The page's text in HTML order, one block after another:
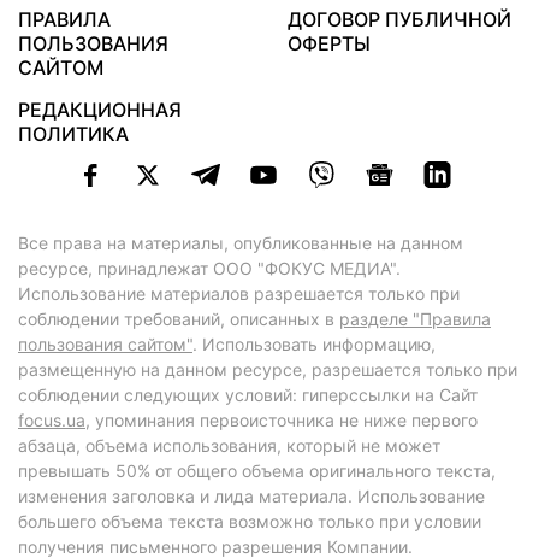
ПРАВИЛА
ПОЛЬЗОВАНИЯ
САЙТОМ
ДОГОВОР ПУБЛИЧНОЙ
ОФЕРТЫ
РЕДАКЦИОННАЯ
ПОЛИТИКА
Все права на материалы, опубликованные на данном
ресурсе, принадлежат ООО "ФОКУС МЕДИА".
Использование материалов разрешается только при
соблюдении требований, описанных в разделе "Правила
пользования сайтом". Использовать информацию,
размещенную на данном ресурсе, разрешается только при
соблюдении следующих условий: гиперссылки на Сайт
focus.ua, упоминания первоисточника не ниже первого
абзаца, объема использования, который не может
превышать 50% от общего объема оригинального текста,
изменения заголовка и лида материала. Использование
большего объема текста возможно только при условии
получения письменного разрешения Компании.